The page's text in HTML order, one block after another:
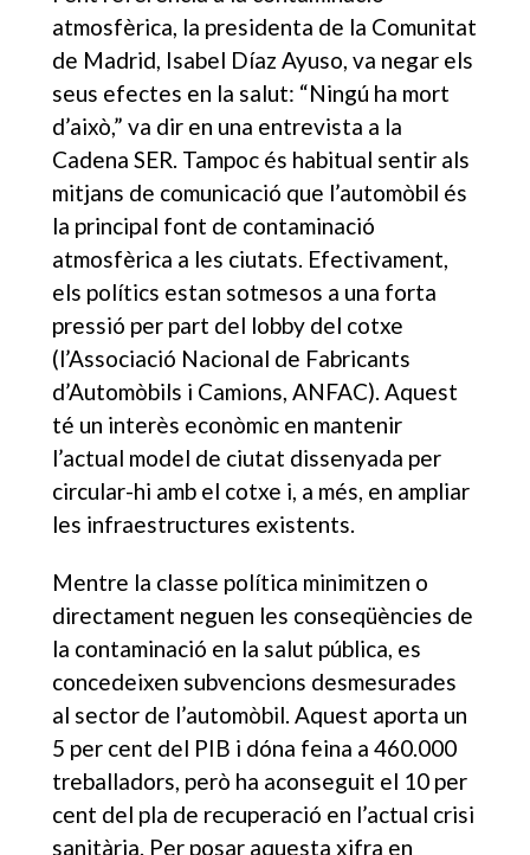
atmosfèrica, la presidenta de la Comunitat
de Madrid, Isabel Díaz Ayuso, va negar els
seus efectes en la salut: “Ningú ha mort
d’això,” va dir en una entrevista a la
Cadena SER. Tampoc és habitual sentir als
mitjans de comunicació que l’automòbil és
la principal font de contaminació
atmosfèrica a les ciutats. Efectivament,
els polítics estan sotmesos a una forta
pressió per part del lobby del cotxe
(l’Associació Nacional de Fabricants
d’Automòbils i Camions, ANFAC). Aquest
té un interès econòmic en mantenir
l’actual model de ciutat dissenyada per
circular-hi amb el cotxe i, a més, en ampliar
les infraestructures existents.
Mentre la classe política minimitzen o
directament neguen les conseqüències de
la contaminació en la salut pública, es
concedeixen subvencions desmesurades
al sector de l’automòbil. Aquest aporta un
5 per cent del PIB i dóna feina a 460.000
treballadors, però ha aconseguit el 10 per
cent del pla de recuperació en l’actual crisi
sanitària. Per posar aquesta xifra en